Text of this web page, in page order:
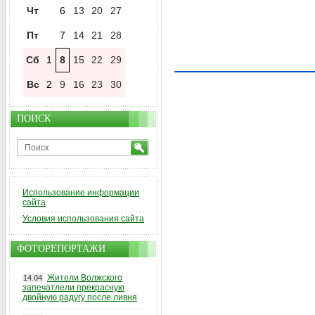
Чт 6 13 20 27
Пт 7 14 21 28
Сб 1 8 15 22 29
Вс 2 9 16 23 30
ПОИСК
Использование информации
сайта
Условия использования сайта
ФОТОРЕПОРТАЖИ
14.04 Жители Волжского
запечатлели прекрасную
двойную радугу после ливня